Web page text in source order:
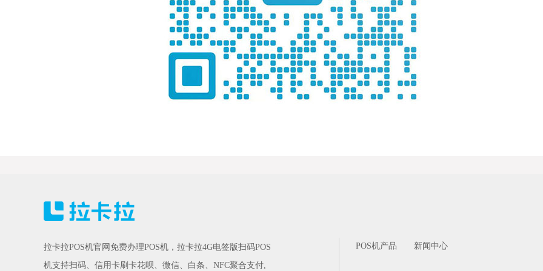
拉卡拉POS机官网免费办理POS机，拉卡拉4G电签版扫码POS
机支持扫码、信用卡刷卡花呗、微信、白条、NFC聚合支付,
POS机产品 新闻中心